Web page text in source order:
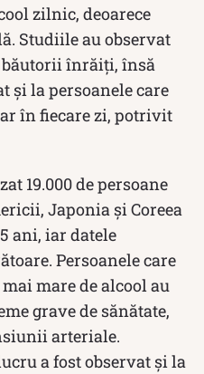
zilnic, deoarece
Studiile au observat
băutorii înrăiți, însă
și la persoanele care
în fiecare zi, potrivit
19.000 de persoane
Japonia și Coreea
ani, iar datele
Persoanele care
mare de alcool au
grave de sănătate,
arteriale.
a fost observat și la